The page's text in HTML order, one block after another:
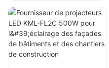
pour l'éclairage
extérieur de
parkings et
d'entrepôts